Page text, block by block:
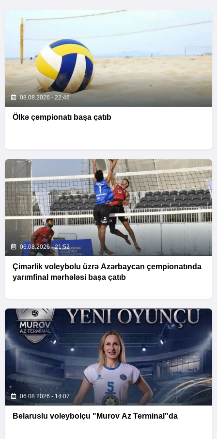
08.08.2026 - 22:46
Ölkə çempionatı başa çatıb
06.08.2026 - 21:52
Çimərlik voleybolu üzrə Azərbaycan çempionatında
yarımfinal mərhələsi başa çatıb
06.08.2026 - 14:07
Belaruslu voleybolçu "Murov Az Terminal"da